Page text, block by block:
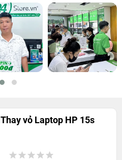
Thay vỏ Laptop HP 15s